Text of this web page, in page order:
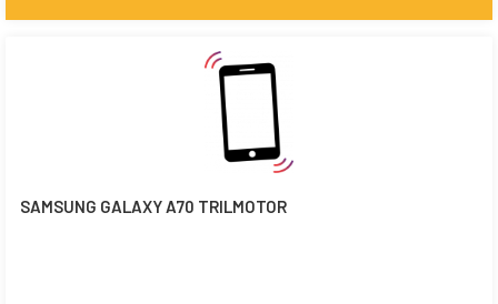
SAMSUNG GALAXY A70 TRILMOTOR